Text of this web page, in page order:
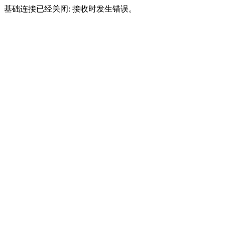
基础连接已经关闭: 接收时发生错误。